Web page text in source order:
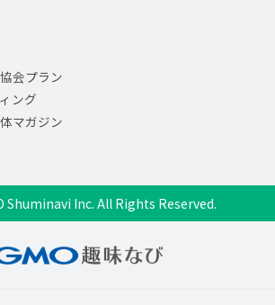
会プラン
ング
マガジン
Shuminavi Inc. All Rights Reserved.